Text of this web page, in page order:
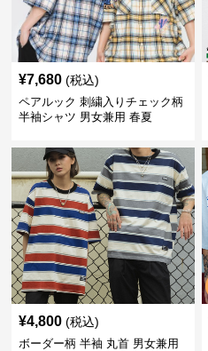
¥7,680 (税込)
ペアルック 刺繍入りチェック柄
半袖シャツ 男女兼用 春夏
¥4,800 (税込)
ボーダー柄 半袖 丸首 男女兼用